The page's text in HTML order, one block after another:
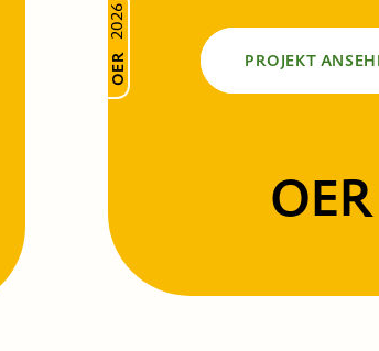
OER
2026
PROJEKT
OER